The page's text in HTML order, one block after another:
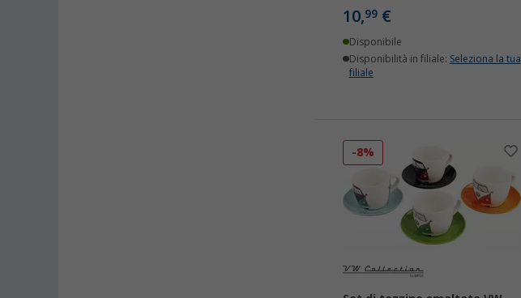
10,99 €
Disponibile
Disponibilità in filiale: Seleziona la tua
filiale
-8%